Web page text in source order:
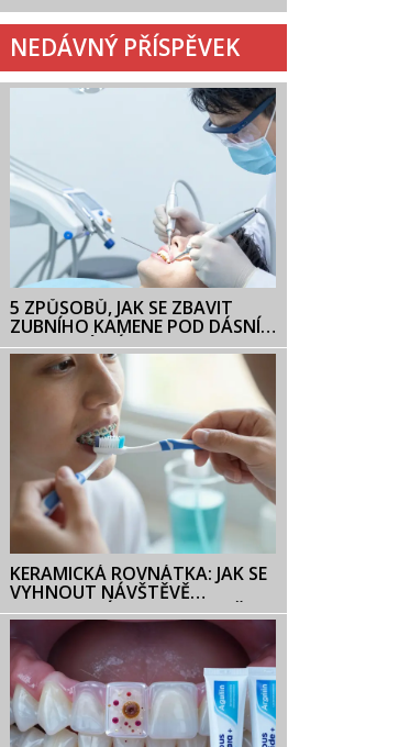
NEDÁVNÝ PŘÍSPĚVEK
5 ZPŮSOBŮ, JAK SE ZBAVIT
ZUBNÍHO KAMENE POD DÁSNÍ:
ODBORNÝ NÁVOD
KERAMICKÁ ROVNÁTKA: JAK SE
VYHNOUT NÁVŠTĚVĚ
ZDRAVOTNÍ SESTRY A UDRŽET
ÚSTA ZDRAVÁ